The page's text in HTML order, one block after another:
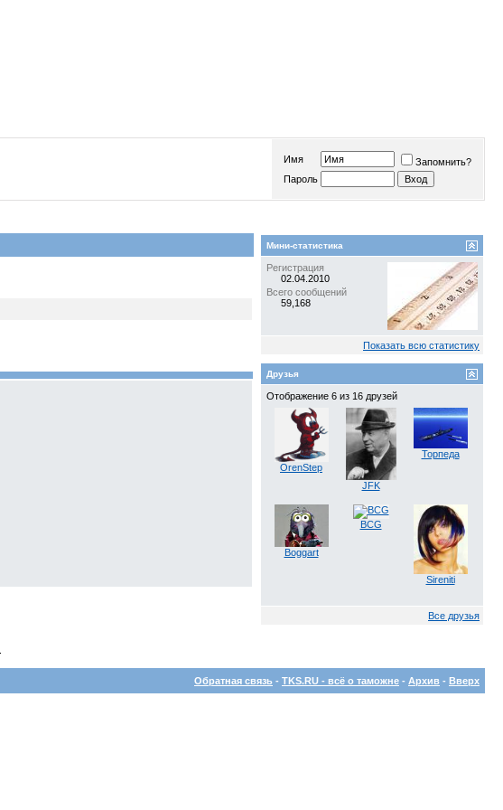
Имя
Запомнить?
Пароль
Мини-статистика
Регистрация
02.04.2010
Всего сообщений
59,168
Показать всю статистику
Друзья
Отображение 6 из 16 друзей
OrenStep
JFK
Торпеда
Boggart
BCG
Sireniti
Все друзья
Обратная связь - TKS.RU - всё о таможне - Архив - Вверх